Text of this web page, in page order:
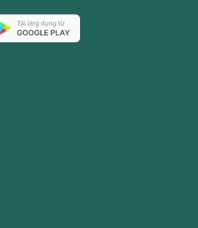
장되는 접종 차수(차수 증가 시 누적
라 (Vaccination Facility)
따라 비용 차이가 발생합니다. 접종 기
국, 보건소 등으로 다양하며 다음과 같
적한 대기 공간, 최신 콜드체인(저온
종 편의 시설을 갖춘 전문 의료기관은
비용이 포함될 수 있습니다.